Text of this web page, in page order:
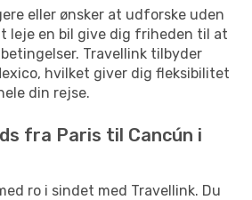
eller ønsker at udforske uden
leje en bil give dig friheden til at
Travellink tilbyder
hvilket giver dig fleksibilitet
din rejse.
fra Paris til Cancún i
ro i sindet med Travellink. Du